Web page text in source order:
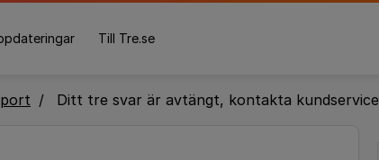
Till Tre.se
Ditt tre svar är avtängt, kontakta kundservice